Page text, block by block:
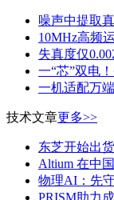
噪声中提取
10MHz高频
失真度仅
一“芯”双电
一机适配万
技术文章更多>>
东芝开始出
Altium 在中
物理AI：先
PRISM助力